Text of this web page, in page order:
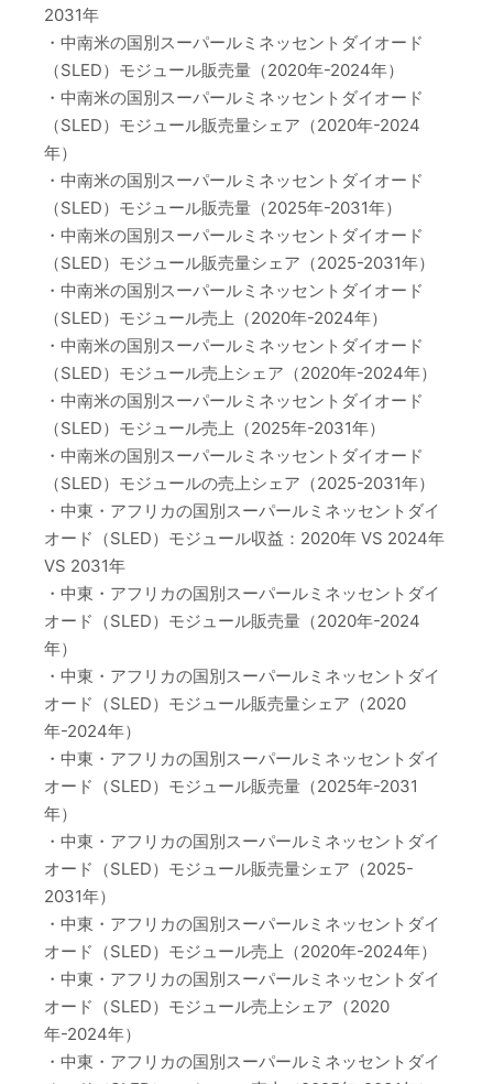
2031年
・中南米の国別スーパールミネッセントダイオード
（SLED）モジュール販売量（2020年-2024年）
・中南米の国別スーパールミネッセントダイオード
（SLED）モジュール販売量シェア（2020年-2024
年）
・中南米の国別スーパールミネッセントダイオード
（SLED）モジュール販売量（2025年-2031年）
・中南米の国別スーパールミネッセントダイオード
（SLED）モジュール販売量シェア（2025-2031年）
・中南米の国別スーパールミネッセントダイオード
（SLED）モジュール売上（2020年-2024年）
・中南米の国別スーパールミネッセントダイオード
（SLED）モジュール売上シェア（2020年-2024年）
・中南米の国別スーパールミネッセントダイオード
（SLED）モジュール売上（2025年-2031年）
・中南米の国別スーパールミネッセントダイオード
（SLED）モジュールの売上シェア（2025-2031年）
・中東・アフリカの国別スーパールミネッセントダイ
オード（SLED）モジュール収益：2020年 VS 2024年
VS 2031年
・中東・アフリカの国別スーパールミネッセントダイ
オード（SLED）モジュール販売量（2020年-2024
年）
・中東・アフリカの国別スーパールミネッセントダイ
オード（SLED）モジュール販売量シェア（2020
年-2024年）
・中東・アフリカの国別スーパールミネッセントダイ
オード（SLED）モジュール販売量（2025年-2031
年）
・中東・アフリカの国別スーパールミネッセントダイ
オード（SLED）モジュール販売量シェア（2025-
2031年）
・中東・アフリカの国別スーパールミネッセントダイ
オード（SLED）モジュール売上（2020年-2024年）
・中東・アフリカの国別スーパールミネッセントダイ
オード（SLED）モジュール売上シェア（2020
年-2024年）
・中東・アフリカの国別スーパールミネッセントダイ